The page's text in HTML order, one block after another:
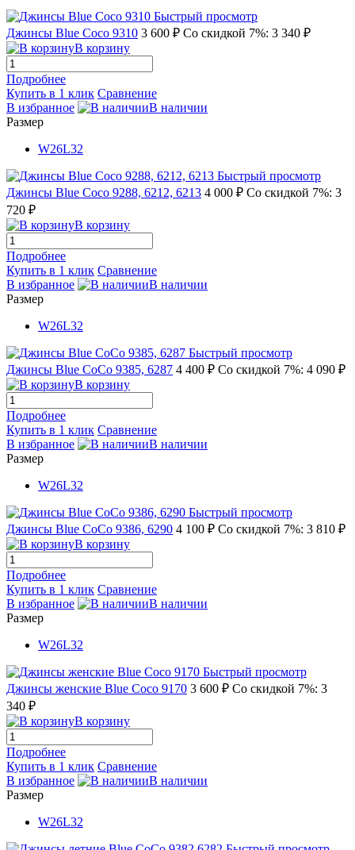
Быстрый просмотр
Джинсы Blue Coco 9310 3 600 ₽ Со скидкой 7%: 3 340 ₽
В корзину
Подробнее
Купить в 1 клик Сравнение
В избранное
В наличии
Размер
W26L32
Быстрый просмотр
Джинсы Blue Coco 9288, 6212, 6213 4 000 ₽ Со скидкой 7%: 3
720 ₽
В корзину
Подробнее
Купить в 1 клик Сравнение
В избранное
В наличии
Размер
W26L32
Быстрый просмотр
Джинсы Blue CoCo 9385, 6287 4 400 ₽ Со скидкой 7%: 4 090 ₽
В корзину
Подробнее
Купить в 1 клик Сравнение
В избранное
В наличии
Размер
W26L32
Быстрый просмотр
Джинсы Blue CoCo 9386, 6290 4 100 ₽ Со скидкой 7%: 3 810 ₽
В корзину
Подробнее
Купить в 1 клик Сравнение
В избранное
В наличии
Размер
W26L32
Быстрый просмотр
Джинсы женские Blue Coco 9170 3 600 ₽ Со скидкой 7%: 3
340 ₽
В корзину
Подробнее
Купить в 1 клик Сравнение
В избранное
В наличии
Размер
W26L32